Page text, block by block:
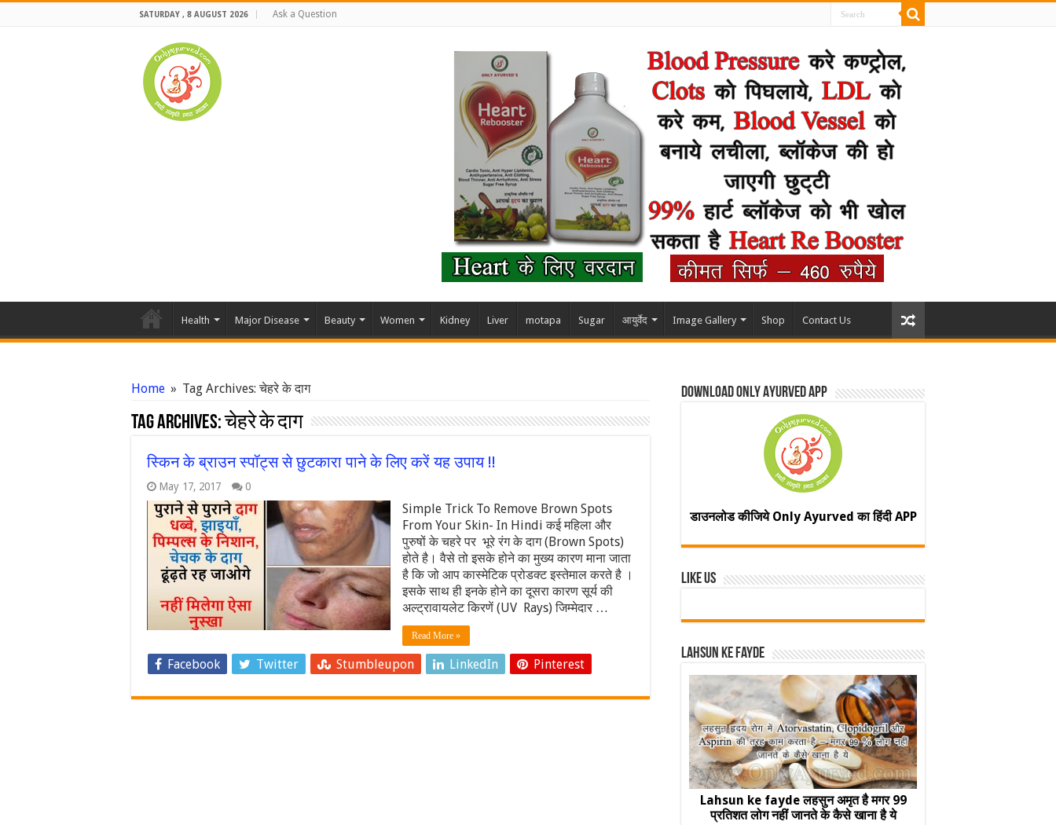
SATURDAY , 8 AUGUST 2026 Ask a Question
Health Major Disease Beauty Women Kidney Liver motapa Sugar आयुर्वेद Image Gallery Shop Contact Us
Home » Tag Archives: चेहरे के दाग
Tag Archives:चेहरे के दाग
स्किन के ब्राउन स्पॉट्स से छुटकारा पाने के लिए करें यह उपाय !!
May 17, 2017 0
Simple Trick To Remove Brown Spots
From Your Skin- In Hindi कई महिला और
पुरुषों के चहरे पर भूरे रंग के दाग (Brown Spots)
होते है। वैसे तो इसके होने का मुख्य कारण माना जाता
है कि जो आप कास्मेटिक प्रोडक्ट इस्तेमाल करते है ।
इसके साथ ही इनके होने का दूसरा कारण सूर्य की
अल्‍ट्रावायलेट किरणें (UV Rays) जिम्‍मेदार …
Read More »
Facebook Twitter Stumbleupon LinkedIn Pinterest
Download Only Ayurved App
डाउनलोड कीजिये Only Ayurved का हिंदी APP
Like Us
Lahsun ke fayde
Lahsun ke fayde लहसुन अमृत है मगर 99
प्रतिशत लोग नहीं जानते के कैसे खाना है ये